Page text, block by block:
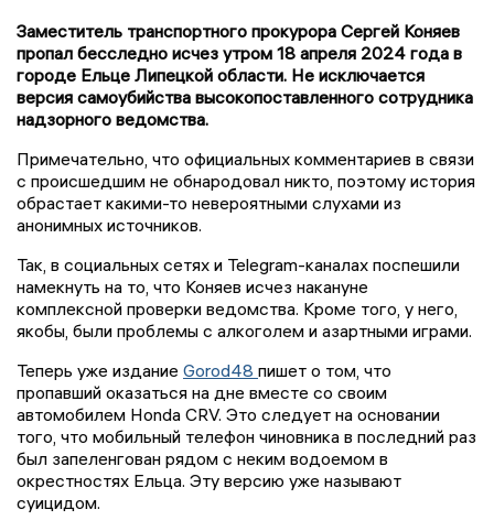
Заместитель транспортного прокурора Сергей Коняев
пропал бесследно исчез утром 18 апреля 2024 года в
городе Ельце Липецкой области. Не исключается
версия самоубийства высокопоставленного сотрудника
надзорного ведомства.
Примечательно, что официальных комментариев в связи
с происшедшим не обнародовал никто, поэтому история
обрастает какими-то невероятными слухами из
анонимных источников.
Так, в социальных сетях и Telegram-каналах поспешили
намекнуть на то, что Коняев исчез накануне
комплексной проверки ведомства. Кроме того, у него,
якобы, были проблемы с алкоголем и азартными играми.
Теперь уже издание Gorod48 пишет о том, что
пропавший оказаться на дне вместе со своим
автомобилем Honda CRV. Это следует на основании
того, что мобильный телефон чиновника в последний раз
был запеленгован рядом с неким водоемом в
окрестностях Ельца. Эту версию уже называют
суицидом.